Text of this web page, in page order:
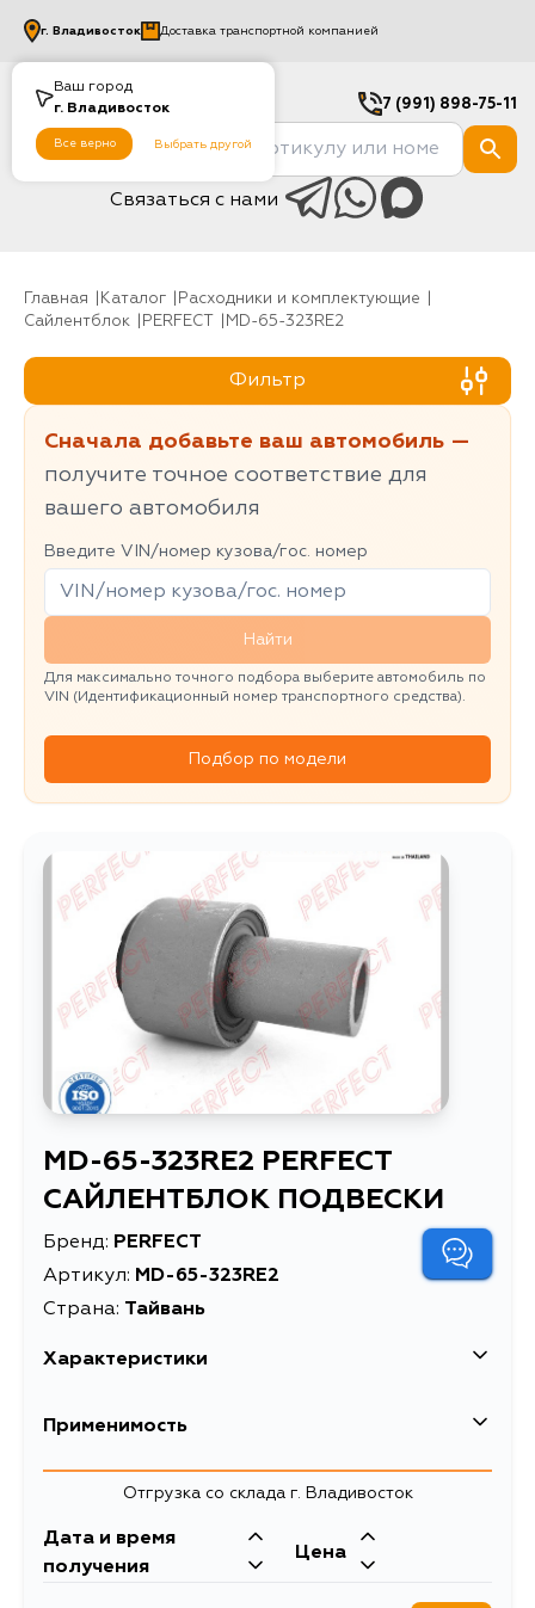
Ваш город
г. Владивосток
Все верно Выбрать другой
г. Владивосток Доставка транспортной компанией
7 (991) 898-75-11
Связаться с нами
Главная Каталог
Расходники и комплектующие
Сайлентблок
PERFECT MD-65-323RE2
Фильтр
Сначала добавьте ваш автомобиль —
получите точное соответствие для
вашего автомобиля
Введите VIN/номер кузова/гос. номер
Найти
Для максимально точного подбора выберите автомобиль по
VIN (Идентификационный номер транспортного средства).
Подбор по модели
MD-65-323RE2 PERFECT
САЙЛЕНТБЛОК ПОДВЕСКИ
Бренд: PERFECT
Артикул: MD-65-323RE2
Страна: Тайвань
Характеристики
Высота упаковки, мм
0.15
Объем упаковки, л 0.084878
Применимость
MazdaОтгрузка со склада г. Владивосток
Дата и время
получения
Цена